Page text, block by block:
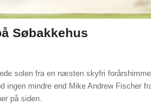
Søbakkehus
solen fra en næsten skyfri
ingen mindre end Mike Andrew Fischer
på siden.